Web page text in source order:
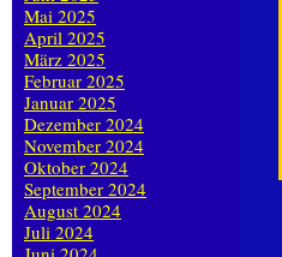
Mai 2025
April 2025
März 2025
Februar 2025
Januar 2025
Dezember 2024
November 2024
Oktober 2024
September 2024
August 2024
Juli 2024